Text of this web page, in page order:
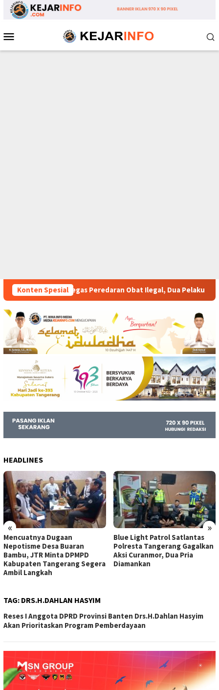
Loncat
Mobile
Konten Spesial
Obat Ilegal, Dua Pelaku Diamankan Perkuat
HEADLINES
« »
Mencuatnya Dugaan
Nepotisme Desa Buaran
Bambu, JTR Minta DPMPD
Kabupaten Tangerang Segera
Ambil Langkah
Blue Light Patrol Satlantas
Polresta Tangerang Gagalkan
Aksi Curanmor, Dua Pria
Diamankan
TAG: DRS.H.DAHLAN HASYIM
Reses I Anggota DPRD Provinsi Banten Drs.H.Dahlan Hasyim
Akan Prioritaskan Program Pemberdayaan